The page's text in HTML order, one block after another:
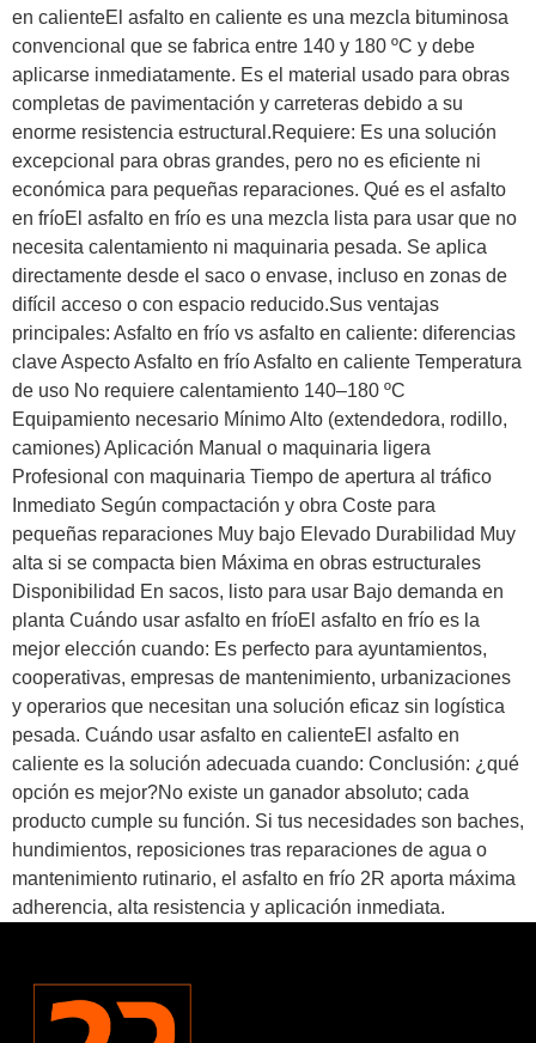
en calienteEl asfalto en caliente es una mezcla bituminosa
convencional que se fabrica entre 140 y 180 ºC y debe
aplicarse inmediatamente. Es el material usado para obras
completas de pavimentación y carreteras debido a su
enorme resistencia estructural.Requiere: Es una solución
excepcional para obras grandes, pero no es eficiente ni
económica para pequeñas reparaciones. Qué es el asfalto
en fríoEl asfalto en frío es una mezcla lista para usar que no
necesita calentamiento ni maquinaria pesada. Se aplica
directamente desde el saco o envase, incluso en zonas de
difícil acceso o con espacio reducido.Sus ventajas
principales: Asfalto en frío vs asfalto en caliente: diferencias
clave Aspecto Asfalto en frío Asfalto en caliente Temperatura
de uso No requiere calentamiento 140–180 ºC
Equipamiento necesario Mínimo Alto (extendedora, rodillo,
camiones) Aplicación Manual o maquinaria ligera
Profesional con maquinaria Tiempo de apertura al tráfico
Inmediato Según compactación y obra Coste para
pequeñas reparaciones Muy bajo Elevado Durabilidad Muy
alta si se compacta bien Máxima en obras estructurales
Disponibilidad En sacos, listo para usar Bajo demanda en
planta Cuándo usar asfalto en fríoEl asfalto en frío es la
mejor elección cuando: Es perfecto para ayuntamientos,
cooperativas, empresas de mantenimiento, urbanizaciones
y operarios que necesitan una solución eficaz sin logística
pesada. Cuándo usar asfalto en calienteEl asfalto en
caliente es la solución adecuada cuando: Conclusión: ¿qué
opción es mejor?No existe un ganador absoluto; cada
producto cumple su función. Si tus necesidades son baches,
hundimientos, reposiciones tras reparaciones de agua o
mantenimiento rutinario, el asfalto en frío 2R aporta máxima
adherencia, alta resistencia y aplicación inmediata.